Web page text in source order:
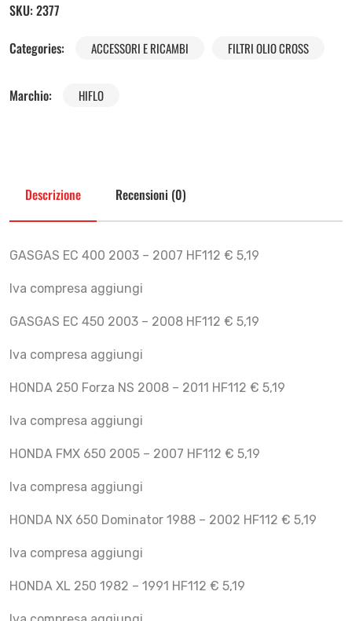
SKU: 2377
Categories:
ACCESSORI E RICAMBI FILTRI OLIO CROSS
Marchio: HIFLO
Descrizione Recensioni (0)
GASGAS EC 400 2003 – 2007 HF112 € 5,19
Iva compresa aggiungi
GASGAS EC 450 2003 – 2008 HF112 € 5,19
Iva compresa aggiungi
HONDA 250 Forza NS 2008 – 2011 HF112 € 5,19
Iva compresa aggiungi
HONDA FMX 650 2005 – 2007 HF112 € 5,19
Iva compresa aggiungi
HONDA NX 650 Dominator 1988 – 2002 HF112 € 5,19
Iva compresa aggiungi
HONDA XL 250 1982 – 1991 HF112 € 5,19